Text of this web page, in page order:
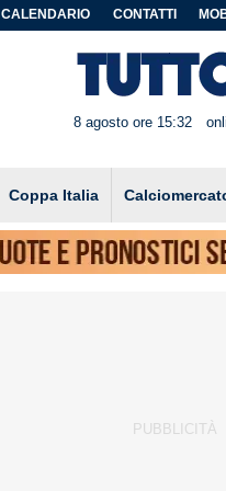
CALENDARIO CONTATTI
8 agosto ore 15:32
Coppa Italia